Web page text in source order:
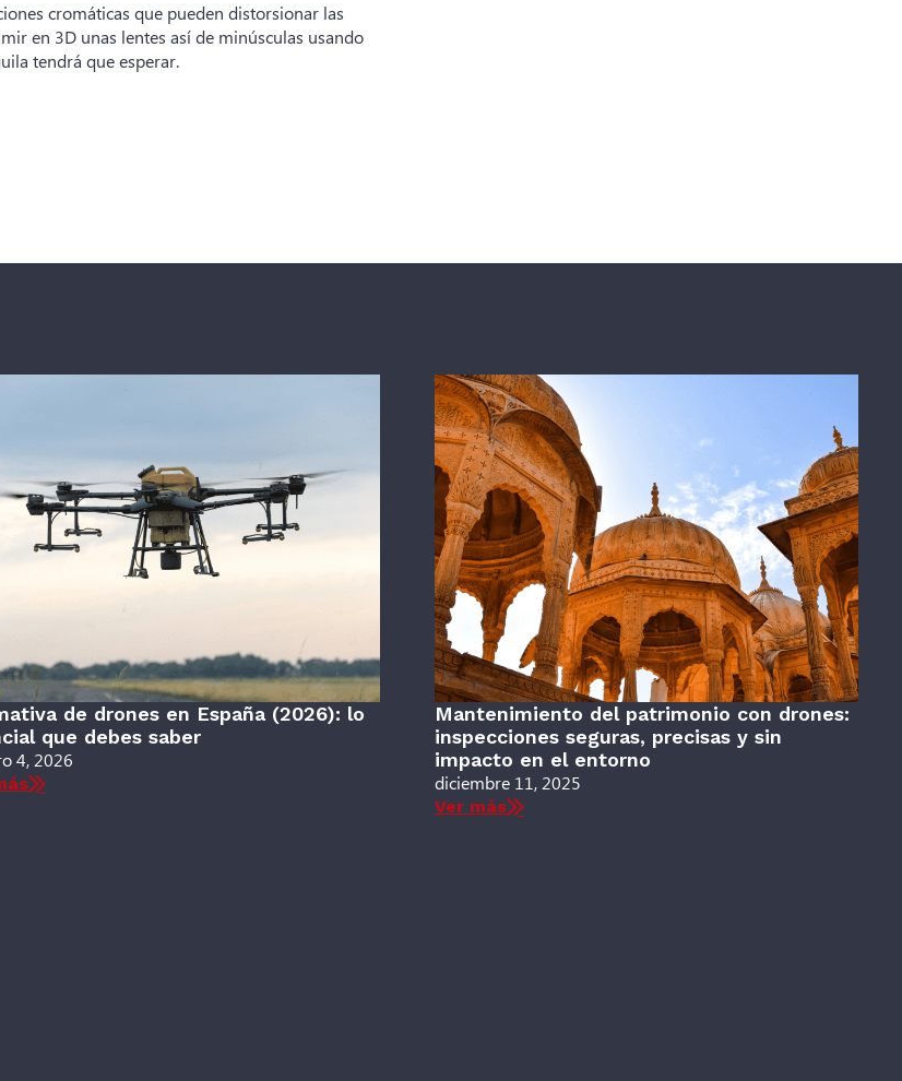
cromáticas que pueden distorsionar las
en 3D unas lentes así de minúsculas usando
tendrá que esperar.
de drones en España (2026): lo
que debes saber
4, 2026
Mantenimiento del patrimonio con drones:
inspecciones seguras, precisas y sin
impacto en el entorno
diciembre 11, 2025
Ver más